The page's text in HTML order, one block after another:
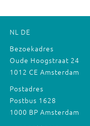
NL DE
Bezoekadres
Oude Hoogstraat 24
1012 CE Amsterdam
Postadres
Postbus 1628
1000 BP Amsterdam